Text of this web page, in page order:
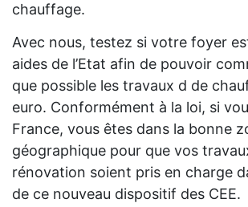
chauffage.
Avec nous, testez si votre foyer
aides de l’Etat afin de pouvoir
que possible les travaux d de
euro. Conformément à la loi, si
France, vous êtes dans la bonne
géographique pour que vos
rénovation soient pris en charge
de ce nouveau dispositif des CEE.